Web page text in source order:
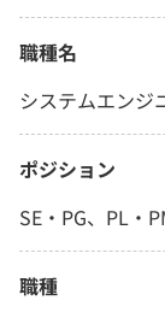
職種名
システムエンジ
ポジション
SE・PG、PL・
職種